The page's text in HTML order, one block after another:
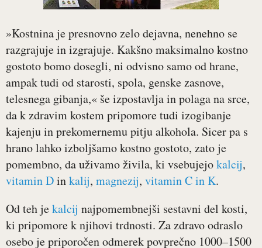
»Kostnina je presnovno zelo dejavna, nenehno se
razgrajuje in izgrajuje. Kakšno maksimalno kostno
gostoto bomo dosegli, ni odvisno samo od hrane,
ampak tudi od starosti, spola, genske zasnove,
telesnega gibanja,« še izpostavlja in polaga na srce,
da k zdravim kostem pripomore tudi izogibanje
kajenju in prekomernemu pitju alkohola. Sicer pa s
hrano lahko izboljšamo kostno gostoto, zato je
pomembno, da uživamo živila, ki vsebujejokalcij,
vitamin Dinkalij, magnezij, vitamin C in K.
Od teh jekalcij najpomembnejši sestavni del kosti,
ki pripomore k njihovi trdnosti. Za zdravo odraslo
osebo je priporočen odmerek povprečno 1000–1500